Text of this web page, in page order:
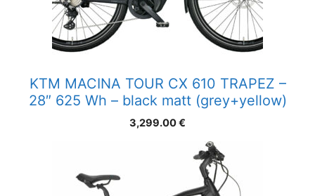
KTM MACINA TOUR CX 610 TRAPEZ –
28″ 625 Wh – black matt (grey+yellow)
3,299.00€